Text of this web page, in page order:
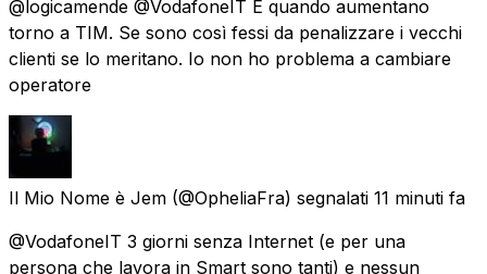
@logicamende @VodafoneIT E quando aumentano
torno a TIM. Se sono così fessi da penalizzare i vecchi
clienti se lo meritano. Io non ho problema a cambiare
operatore
Il Mio Nome è Jem (@OpheliaFra) segnalati 11 minuti fa
@VodafoneIT 3 giorni senza Internet (e per una
persona che lavora in Smart sono tanti) e nessun